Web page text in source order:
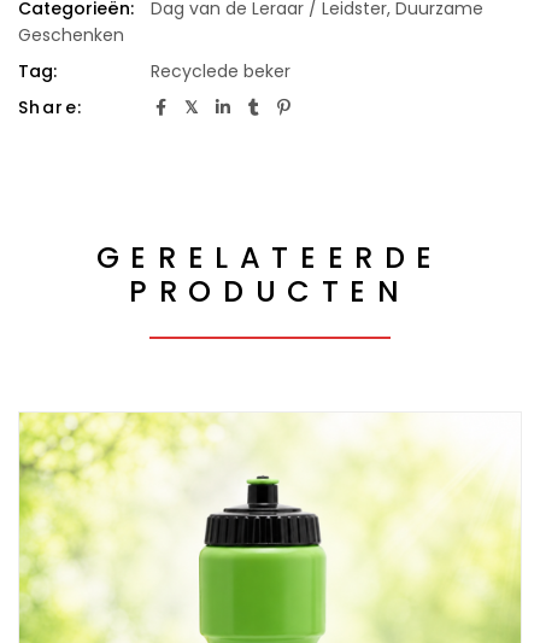
Categorieën:
Dag van de Leraar / Leidster, Duurzame
Geschenken
Tag:
Recyclede beker
Share:
GERELATEERDE
PRODUCTEN